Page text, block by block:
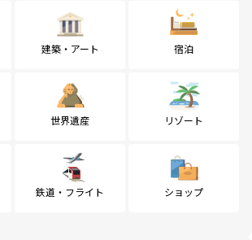
建築・アート 宿泊
世界遺産 リゾート
鉄道・フライト ショップ